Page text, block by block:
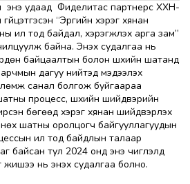
энэ удаад Фиделитас партнерс ХХН-
“Эрүүгийн хэрэг хянан
ил тод байдал, хэрэгжүүлэх арга зам”
байна. Энэхүү судалгаа нь
байцаалтын болон шүүхийн шатанд
дагуу нийтэд мэдээлэх
санал болгож буйгаараа
процесс, шүүхийн шийдвэрийн
ирсэн бөгөөд хэрэг хянан шийдвэрлэх
шатны оролцогч байгууллагуудын
ил тод байдлын талаар
байсан тул 2024 онд энэ чиглэлд
нь энэхүү судалгаа болно.